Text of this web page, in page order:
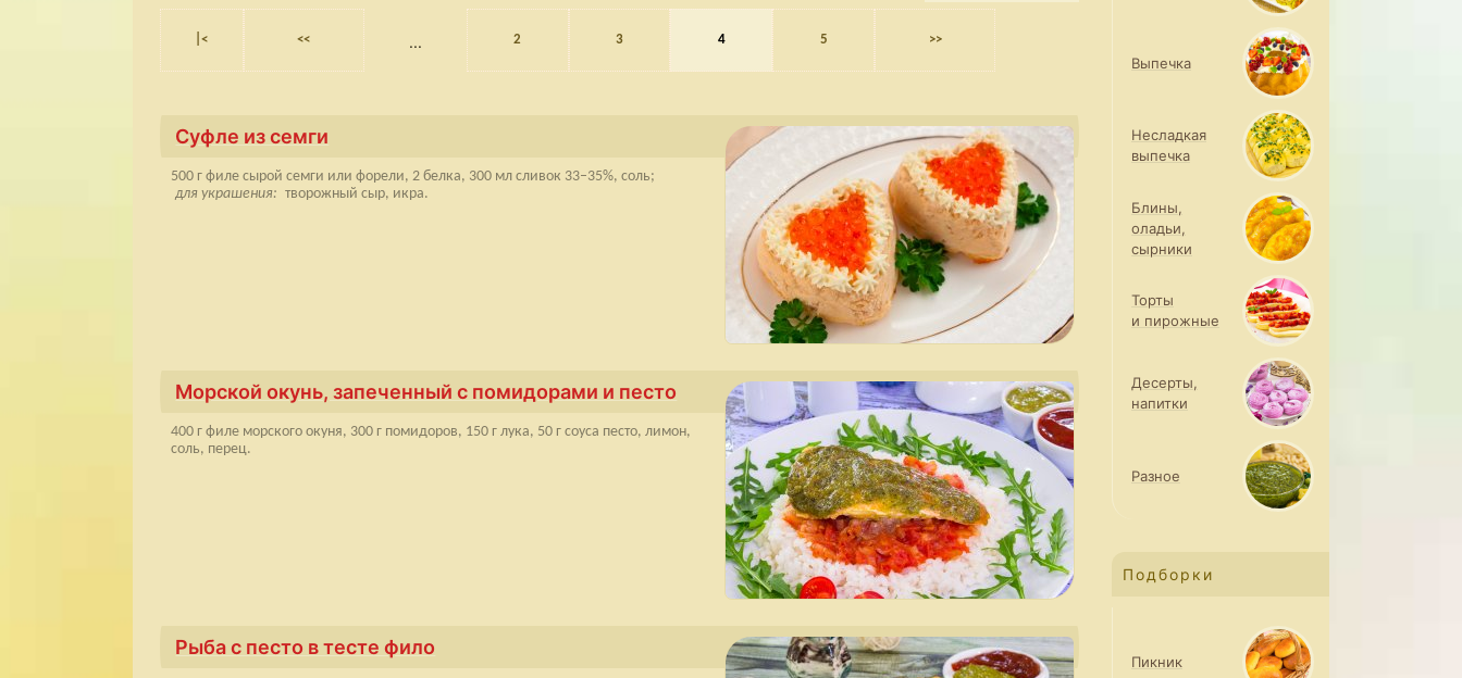
|< << ... 2 3 4 5 >>
Суфле из семги
500 г филе сырой семги или форели, 2 белка, 300 мл сливок 33–35%, соль;
для украшения: творожный сыр, икра.
Морской окунь, запеченный с помидо­рами и песто
400 г филе морского окуня, 300 г помидоров, 150 г лука, 50 г соуса песто, лимон,
соль, перец.
Рыба с песто в тесте фило
Выпечка
Несладкая
выпечка
Блины,
оладьи,
сырники
Торты
и пирожные
Десерты,
напитки
Разное
Подборки
Пикник